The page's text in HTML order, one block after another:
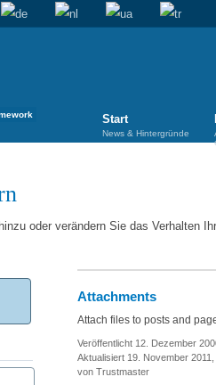
Start
News & Hintergründe
oder verändern Sie das Verhalten
Attachments
Attach files to posts and
Veröffentlicht 12. Dezember
Aktualisiert 19. November
von Trustmaster